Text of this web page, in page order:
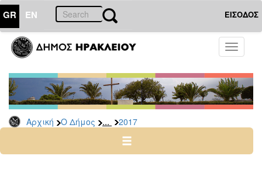
GR EN ΕΙΣΟΔΟΣ
Toggle
Αρχική Ο Δήμος ... 2017
ΔΗΜΟΣ
Δελτία
Τύπου
Αρχείο
2026
2024